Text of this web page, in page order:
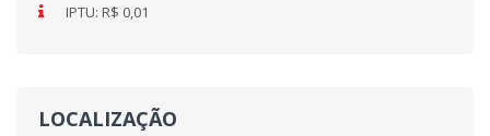
IPTU: R$ 0,01
LOCALIZAÇÃO